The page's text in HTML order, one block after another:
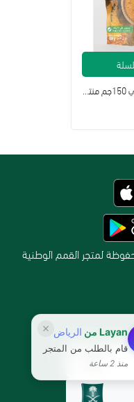
لمتجر القمم الوطنية
Layan من الرياض
قام بالطلب من المتجر
منذ 2 ساعة